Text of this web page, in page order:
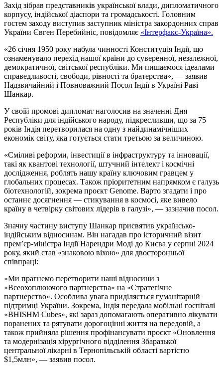
Захід зібрав представників української влади, дипломатичного
корпусу, індійської діаспори та громадськості. Головним
гостем заходу виступив заступник міністра закордонних справ
України Євген Перебийніс, повідомляє «Інтерфакс-Україна».
«26 січня 1950 року набула чинності Конституція Індії, що
ознаменувало перехід нашої країни до суверенної, незалежної,
демократичної, світської республіки. Ми пишаємося ідеалами
справедливості, свободи, рівності та братерства», — заявив
Надзвичайний і Повноважний Посол Індії в Україні Раві
Шанкар.
У своїй промові дипломат наголосив на значенні Дня
Республіки для індійського народу, підкресливши, що за 75
років Індія перетворилася на одну з найдинамічніших
економік світу, яка готується стати третьою за величиною.
«Сміливі реформи, інвестиції в інфраструктуру та інновації,
такі як квантові технології, штучний інтелект і космічні
дослідження, роблять нашу країну ключовим гравцем у
глобальних процесах. Також пріоритетним напрямком є галузь
біотехнологій, зокрема проєкт Genome. Варто згадати і про
останнє досягнення — стикування в космосі, яке вивело
країну в четвірку світових лідерів в галузі», — зазначив посол.
Значну частину виступу Шанкар присвятив українсько-
індійським відносинам. Він нагадав про історичний візит
прем’єр-міністра Індії Нарендри Моді до Києва у серпні 2024
року, який став «знаковою віхою» для двосторонньої
співпраці:
«Ми прагнемо перетворити наші відносини з
«Всеохоплюючого партнерства» на «Стратегічне
партнерство». Особлива увага приділяється гуманітарній
підтримці України. Зокрема, Індія передала мобільні госпіталі
«BHISHM Cubes», які зараз допомагають оперативно лікувати
поранених та рятувати дорогоцінні життя на передовій, а
також прийняла рішення профінансувати проєкт «Оновлення
та модернізація хірургічного відділення Збаразької
центральної лікарні в Тернопільській області вартістю
$1,5млн», — заявив посол.